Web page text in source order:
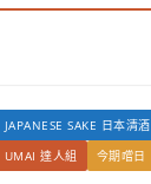
JAPANESE SAKE 日本清酒
UMAI 達人組
今期嚐日